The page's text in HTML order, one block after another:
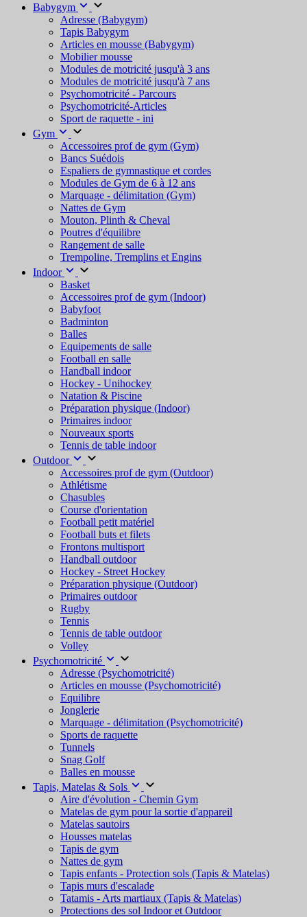
Babygym
Adresse (Babygym)
Tapis Babygym
Articles en mousse (Babygym)
Mobilier mousse
Modules de motricité jusqu'à 3 ans
Modules de motricité jusqu'à 7 ans
Psychomotricité - Parcours
Psychomotricité-Articles
Sport de raquette - ini
Gym
Accessoires prof de gym (Gym)
Bancs Suédois
Espaliers de gymnastique et cordes
Modules de Gym de 6 à 12 ans
Marquage - délimitation (Gym)
Nattes de Gym
Mouton, Plinth & Cheval
Poutres d'équilibre
Rangement de salle
Trempoline, Tremplins et Engins
Indoor
Basket
Accessoires prof de gym (Indoor)
Babyfoot
Badminton
Balles
Equipements de salle
Football en salle
Handball indoor
Hockey - Unihockey
Natation & Piscine
Préparation physique (Indoor)
Primaires indoor
Nouveaux sports
Tennis de table indoor
Outdoor
Accessoires prof de gym (Outdoor)
Athlétisme
Chasubles
Course d'orientation
Football petit matériel
Football buts et filets
Frontons multisport
Handball outdoor
Hockey - Street Hockey
Préparation physique (Outdoor)
Primaires outdoor
Rugby
Tennis
Tennis de table outdoor
Volley
Psychomotricité
Adresse (Psychomotricité)
Articles en mousse (Psychomotricité)
Equilibre
Jonglerie
Marquage - délimitation (Psychomotricité)
Sports de raquette
Tunnels
Snag Golf
Balles en mousse
Tapis, Matelas & Sols
Aire d'évolution - Chemin Gym
Matelas de gym pour la sortie d'appareil
Matelas sautoirs
Housses matelas
Tapis de gym
Nattes de gym
Tapis enfants - Protection sols (Tapis & Matelas)
Tapis murs d'escalade
Tatamis - Arts martiaux (Tapis & Matelas)
Protections des sol Indoor et Outdoor